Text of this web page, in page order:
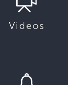
Videos